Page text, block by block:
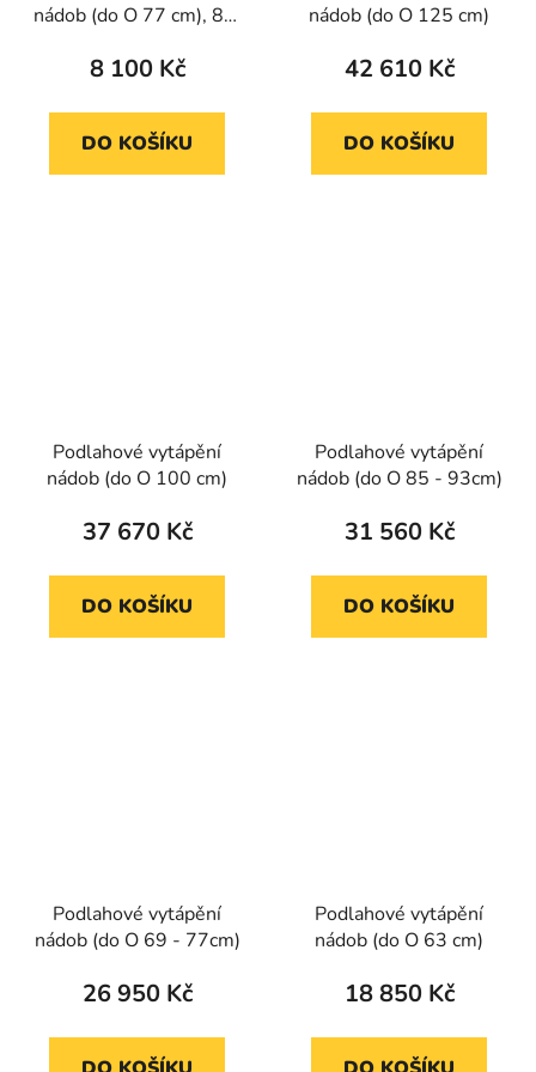
nádob (do O 77 cm), 8m
8 100 Kč
DO KOŠÍKU
nádob (do O 125 cm)
42 610 Kč
DO KOŠÍKU
Podlahové vytápění
nádob (do O 100 cm)
37 670 Kč
DO KOŠÍKU
Podlahové vytápění
nádob (do O 85 - 93cm)
31 560 Kč
DO KOŠÍKU
Podlahové vytápění
nádob (do O 69 - 77cm)
26 950 Kč
Podlahové vytápění
nádob (do O 63 cm)
18 850 Kč